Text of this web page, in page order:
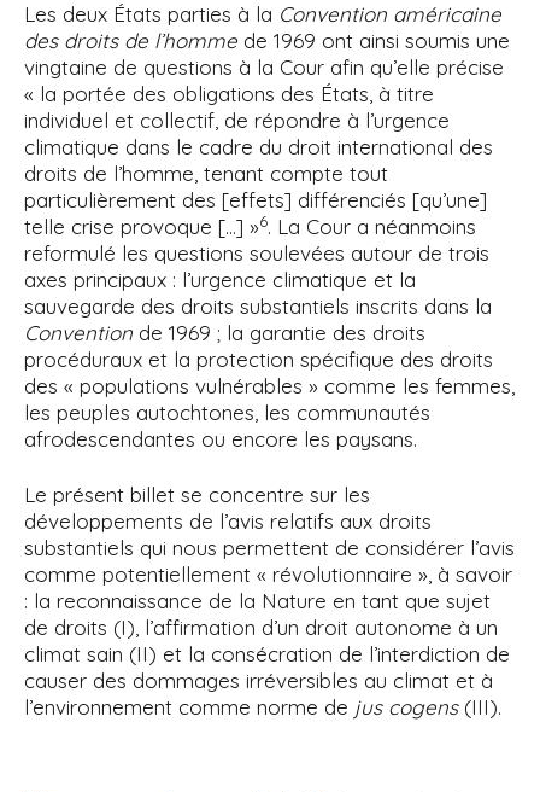
Les deux États parties à la Convention américaine
des droits de l’homme de 1969 ont ainsi soumis une
vingtaine de questions à la Cour afin qu’elle précise
« la portée des obligations des États, à titre
individuel et collectif, de répondre à l’urgence
climatique dans le cadre du droit international des
droits de l’homme, tenant compte tout
particulièrement des [effets] différenciés [qu’une]
telle crise provoque […] »6. La Cour a néanmoins
reformulé les questions soulevées autour de trois
axes principaux : l’urgence climatique et la
sauvegarde des droits substantiels inscrits dans la
Convention de 1969 ; la garantie des droits
procéduraux et la protection spécifique des droits
des « populations vulnérables » comme les femmes,
les peuples autochtones, les communautés
afrodescendantes ou encore les paysans.
Le présent billet se concentre sur les
développements de l’avis relatifs aux droits
substantiels qui nous permettent de considérer l’avis
comme potentiellement « révolutionnaire », à savoir
: la reconnaissance de la Nature en tant que sujet
de droits (I), l’affirmation d’un droit autonome à un
climat sain (II) et la consécration de l’interdiction de
causer des dommages irréversibles au climat et à
l’environnement comme norme de jus cogens(III).